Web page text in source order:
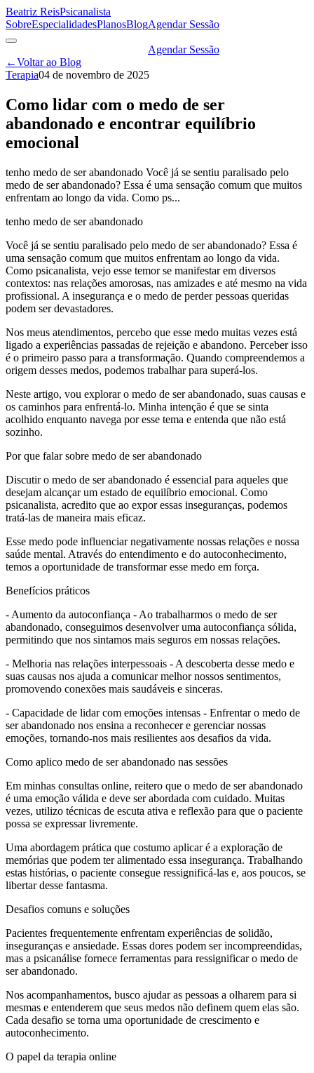
Beatriz ReisPsicanalista
SobreEspecialidadesPlanosBlogAgendar Sessão
Agendar Sessão
←Voltar ao Blog
Terapia04 de novembro de 2025
Como lidar com o medo de ser
abandonado e encontrar equilíbrio
emocional
tenho medo de ser abandonado Você já se sentiu paralisado pelo
medo de ser abandonado? Essa é uma sensação comum que muitos
enfrentam ao longo da vida. Como ps...
tenho medo de ser abandonado
Você já se sentiu paralisado pelo medo de ser abandonado? Essa é
uma sensação comum que muitos enfrentam ao longo da vida.
Como psicanalista, vejo esse temor se manifestar em diversos
contextos: nas relações amorosas, nas amizades e até mesmo na vida
profissional. A insegurança e o medo de perder pessoas queridas
podem ser devastadores.
Nos meus atendimentos, percebo que esse medo muitas vezes está
ligado a experiências passadas de rejeição e abandono. Perceber isso
é o primeiro passo para a transformação. Quando compreendemos a
origem desses medos, podemos trabalhar para superá-los.
Neste artigo, vou explorar o medo de ser abandonado, suas causas e
os caminhos para enfrentá-lo. Minha intenção é que se sinta
acolhido enquanto navega por esse tema e entenda que não está
sozinho.
Por que falar sobre medo de ser abandonado
Discutir o medo de ser abandonado é essencial para aqueles que
desejam alcançar um estado de equilíbrio emocional. Como
psicanalista, acredito que ao expor essas inseguranças, podemos
tratá-las de maneira mais eficaz.
Esse medo pode influenciar negativamente nossas relações e nossa
saúde mental. Através do entendimento e do autoconhecimento,
temos a oportunidade de transformar esse medo em força.
Benefícios práticos
- Aumento da autoconfiança - Ao trabalharmos o medo de ser
abandonado, conseguimos desenvolver uma autoconfiança sólida,
permitindo que nos sintamos mais seguros em nossas relações.
- Melhoria nas relações interpessoais - A descoberta desse medo e
suas causas nos ajuda a comunicar melhor nossos sentimentos,
promovendo conexões mais saudáveis e sinceras.
- Capacidade de lidar com emoções intensas - Enfrentar o medo de
ser abandonado nos ensina a reconhecer e gerenciar nossas
emoções, tornando-nos mais resilientes aos desafios da vida.
Como aplico medo de ser abandonado nas sessões
Em minhas consultas online, reitero que o medo de ser abandonado
é uma emoção válida e deve ser abordada com cuidado. Muitas
vezes, utilizo técnicas de escuta ativa e reflexão para que o paciente
possa se expressar livremente.
Uma abordagem prática que costumo aplicar é a exploração de
memórias que podem ter alimentado essa insegurança. Trabalhando
estas histórias, o paciente consegue ressignificá-las e, aos poucos, se
libertar desse fantasma.
Desafios comuns e soluções
Pacientes frequentemente enfrentam experiências de solidão,
inseguranças e ansiedade. Essas dores podem ser incompreendidas,
mas a psicanálise fornece ferramentas para ressignificar o medo de
ser abandonado.
Nos acompanhamentos, busco ajudar as pessoas a olharem para si
mesmas e entenderem que seus medos não definem quem elas são.
Cada desafio se torna uma oportunidade de crescimento e
autoconhecimento.
O papel da terapia online